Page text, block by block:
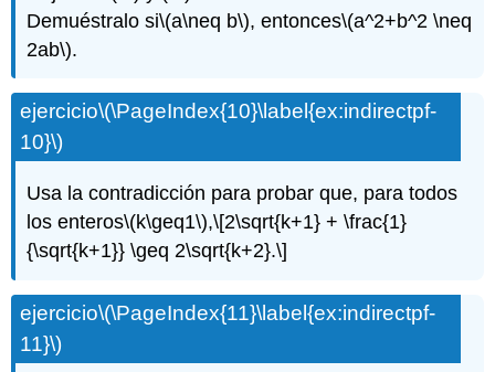
Demuéstralo si\(a\neq b\), entonces\(a^2+b^2 \neq
2ab\).
ejercicio\(\PageIndex{10}\label{ex:indirectpf-
10}\)
Usa la contradicción para probar que, para todos
los enteros\(k\geq1\),\[2\sqrt{k+1} + \frac{1}
{\sqrt{k+1}} \geq 2\sqrt{k+2}.\]
ejercicio\(\PageIndex{11}\label{ex:indirectpf-
11}\)